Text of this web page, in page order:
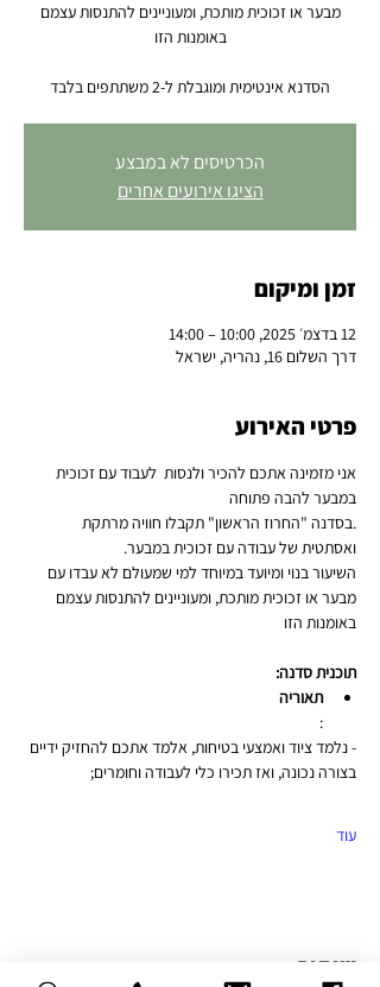
מבער או זכוכית מותכת, ומעוניינים להתנסות עצמם
הסדנא אינטימית ומוגבלת ל-2 משתתפים בלבד
הכרטיסים לא במבצע
הציגו אירועים אחרים
זמן ומיקום
12 בדצמ׳ 2025, 10:00 – 14:00
דרך השלום 16, נהריה, ישראל
פרטי האירוע
אני מזמינה אתכם להכיר ולנסות  לעבוד עם זכוכית
במבער להבה פתוחה
.בסדנה "החרוז הראשון" תקבלו חוויה מרתקת
ואסתטית של עבודה עם זכוכית במבער.
השיעור בנוי ומיועד במיוחד למי שמעולם לא עבדו עם
מבער או זכוכית מותכת, ומעוניינים להתנסות עצמם
באומנות הזו
תוכנית סדנה:
תאוריה
:
- נלמד ציוד ואמצעי בטיחות, אלמד אתכם להחזיק ידיים
בצורה נכונה, ואז תכירו כלי לעבודה וחומרים;
עוד
שיתוף